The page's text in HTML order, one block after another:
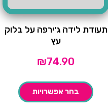
תעודת לידה ג׳ירפה על בלוק
עץ
₪74.90
בחר אפשרויות